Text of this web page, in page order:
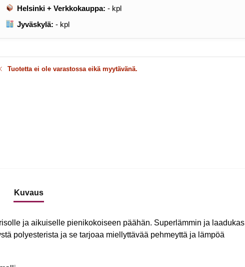
Helsinki + Verkkokauppa: - kpl
Jyväskylä: - kpl
Tuotetta ei ole varastossa eikä myytävänä.
Kuvaus
ja aikuiselle pienikokoiseen päähän. Superlämmin ja laadukas
polyesterista ja se tarjoaa miellyttävää pehmeyttä ja lämpöä